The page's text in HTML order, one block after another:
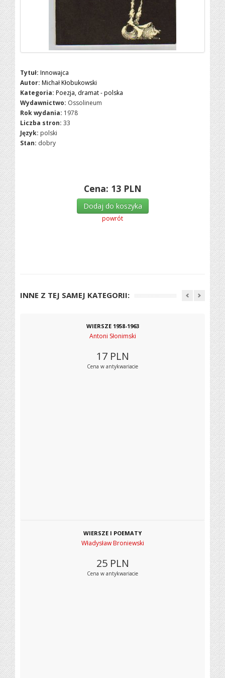
Tytuł: Innowajca
Autor: Michał Kłobukowski
Kategoria: Poezja, dramat - polska
Wydawnictwo: Ossolineum
Rok wydania: 1978
Liczba stron: 33
Język: polski
Stan: dobry
Cena: 13 PLN
Dodaj do koszyka
powrót
INNE Z TEJ SAMEJ KATEGORII:
WIERSZE 1958-1963
Antoni Słonimski
17 PLN
Cena w antykwariacie
WIERSZE I POEMATY
Władysław Broniewski
25 PLN
Cena w antykwariacie